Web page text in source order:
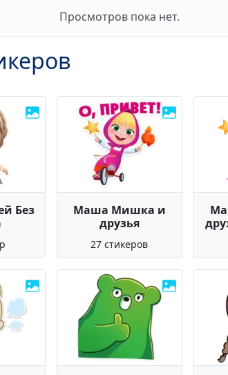
Просмотров пока нет.
Без
Маша Мишка и
друзья
27 стикеров